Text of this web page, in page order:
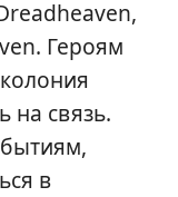
Героям
на связь.
в